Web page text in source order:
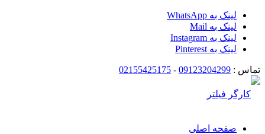
لینک به WhatsApp
لینک به Mail
لینک به Instagram
لینک به Pinterest
تماس : 09123204299
-
02155425175
صفحه اصلی